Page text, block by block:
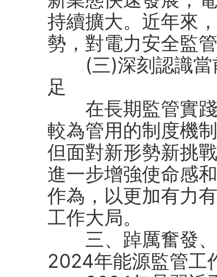
持續擴大。近年來
勢，對電力安全監
(三)深刻認識當
足
在長期監管實踐
較為管用的制度機
但面對新形勢新挑
進一步增強使命感
作為，以更加有力
工作大局。
三、踔厲奮發
2024年能源監管工